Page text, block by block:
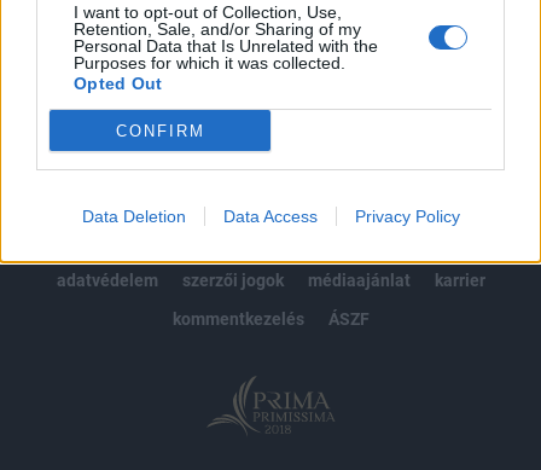
I want to opt-out of Collection, Use,
Retention, Sale, and/or Sharing of my
Personal Data that Is Unrelated with the
Purposes for which it was collected.
Opted Out
CONFIRM
Data Deletion Data Access Privacy Policy
MÁR ELŐFIZETŐNK VAGY?BEJELENTKEZÉS
adatvédelem
szerzői jogok médiaajánlat
karrier
kommentkezelés
ÁSZF